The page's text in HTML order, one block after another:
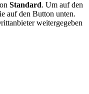
Standard. Um auf den
auf den Button unten.
weitergegeben